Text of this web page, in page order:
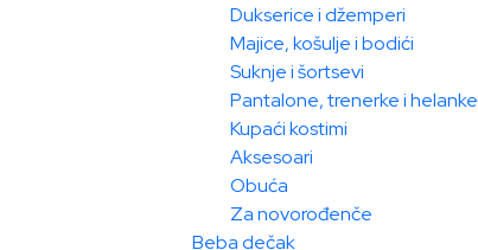
Dukserice i džemperi
Majice, košulje i bodići
Suknje i šortsevi
Pantalone, trenerke i helanke
Kupaći kostimi
Aksesoari
Obuća
Za novorođenče
Beba dečak